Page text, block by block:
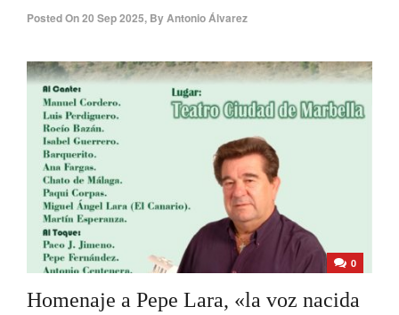
Posted On20 Sep 2025, ByAntonio Álvarez
0
Homenaje a Pepe Lara, «la voz nacida